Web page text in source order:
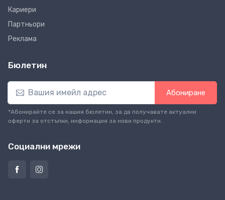
Кариери
Партньори
Реклама
Бюлетин
Абониране
*Абонирайте се за нашия бюлетин, за да получавате актуални
оферти за отстъпки, информация за нови продукти.
Социални мрежи